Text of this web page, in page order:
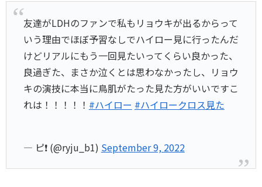
友達がLDHのファンで私もリョウキが出るからって
いう理由でほぼ予習なしでハイロー見に行ったんだ
けどリアルにもう一回見たいってくらい良かった、
良過ぎた、まさか泣くとは思わなかったし、リョウ
キの演技に本当に鳥肌がたった見た方がいいですこ
れは！！！！！ #ハイロー #ハイロークロス見た
— ピ❗️ (@ryju_b1) September 9, 2022